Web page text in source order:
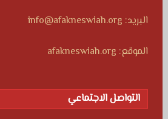
البريد: info@afakneswiah.org
الموقع: afakneswiah.org
التواصل الاجتماعي